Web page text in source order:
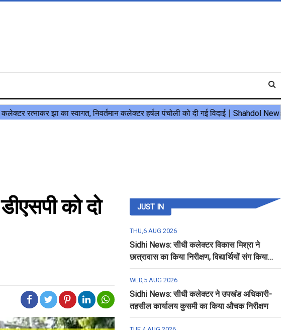
को दो
JUST IN
THU,6 AUG 2026
Sidhi News: सीधी कलेक्टर विकास मिश्रा ने
छात्रावास का किया निरीक्षण, विद्यार्थियों संग किया
रात्रि भोजन
WED,5 AUG 2026
Sidhi News: सीधी कलेक्टर ने उपखंड अधिकारी-
तहसील कार्यालय कुसमी का किया औचक निरीक्षण